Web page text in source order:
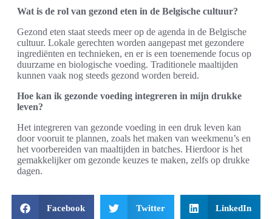
Wat is de rol van gezond eten in de Belgische cultuur?
Gezond eten staat steeds meer op de agenda in de Belgische
cultuur. Lokale gerechten worden aangepast met gezondere
ingrediënten en technieken, en er is een toenemende focus op
duurzame en biologische voeding. Traditionele maaltijden
kunnen vaak nog steeds gezond worden bereid.
Hoe kan ik gezonde voeding integreren in mijn drukke
leven?
Het integreren van gezonde voeding in een druk leven kan
door vooruit te plannen, zoals het maken van weekmenu’s en
het voorbereiden van maaltijden in batches. Hierdoor is het
gemakkelijker om gezonde keuzes te maken, zelfs op drukke
dagen.
Facebook Twitter LinkedIn